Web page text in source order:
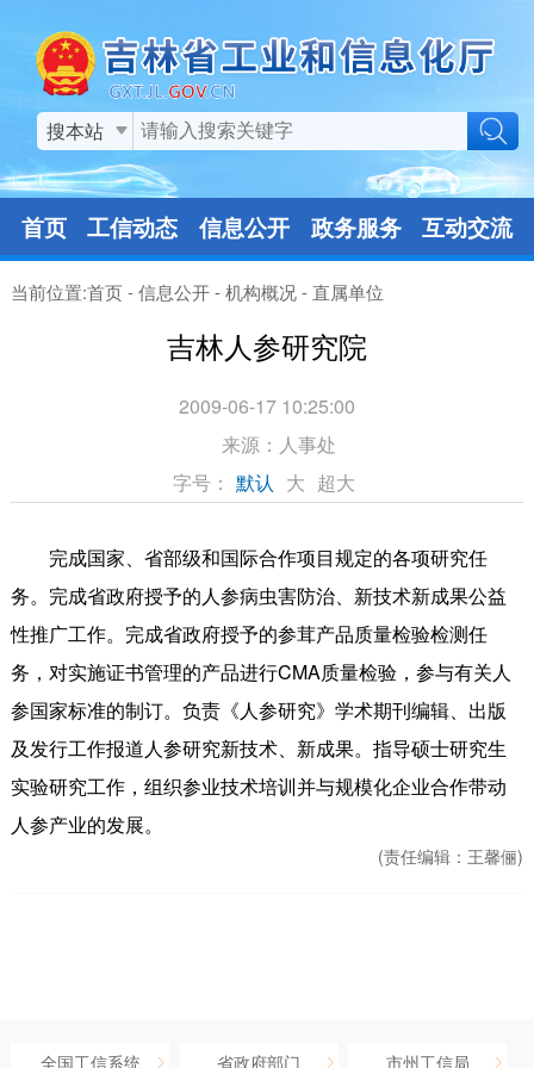
搜本站
首页 工信动态 信息公开 政务服务 互动交流
当前位置:首页-信息公开-机构概况-直属单位
吉林人参研究院
2009-06-17 10:25:00
来源： 人事处
字号： 默认 大 超大
完成国家、省部级和国际合作项目规定的各项研究任
务。完成省政府授予的人参病虫害防治、新技术新成果公益
性推广工作。完成省政府授予的参茸产品质量检验检测任
务，对实施证书管理的产品进行CMA质量检验，参与有关人
参国家标准的制订。负责《人参研究》学术期刊编辑、出版
及发行工作报道人参研究新技术、新成果。指导硕士研究生
实验研究工作，组织参业技术培训并与规模化企业合作带动
人参产业的发展。
(责任编辑： 王馨俪)
全国工信系统 省政府部门 市州工信局